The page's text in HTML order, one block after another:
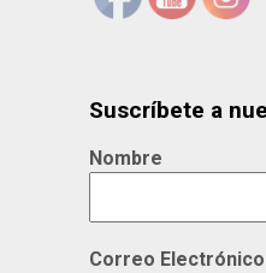
Suscríbete a
Nombre
Correo Electrónico